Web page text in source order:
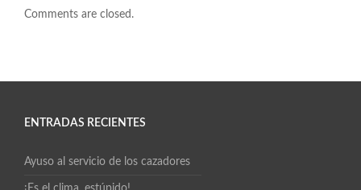
Comments are closed.
ENTRADAS RECIENTES
Ayuso al servicio de los cazadores